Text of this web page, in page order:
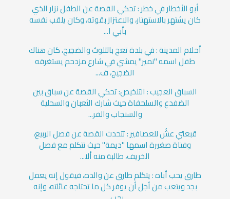
أبو الأخطار في خطر : تحكي القصة عن الطفل نزار الذي
كان يشتهر بالاستهتار، والاعتزاز بقوته، وكان يلقب نفسه
بأبي ا...
أحلام المدينة : في بلدة تعج بالتلوث والضجيج، كان هناك
طفل اسمه "نمير" يمشي في شارع مزدحم يستغرقه
الضجيج، ف...
السباق العجيب : التلخيص: تحكي القصة عن سباق بين
الضفدع والسلحفاة حيث شارك الثعبان والسحلية
والسنجاب والفر...
قبعتي عشٌ للعصافير : تتحدث القصة عن فصل الربيع،
وفتاة صغيرة اسمها "ديمة" حيث تتكلم مع فصل
الخريف، طالبة منه ألا...
طارق يحب أباه : يتكلم طارق عن والده، فيقول إنه يعمل
بجد ويتعب من أجل أن يوفر كل ما تحتاجه عائلته، وإنه